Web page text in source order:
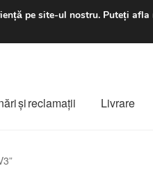
şi reclamații Livrare
pe site-ul nostru. Puteți afla